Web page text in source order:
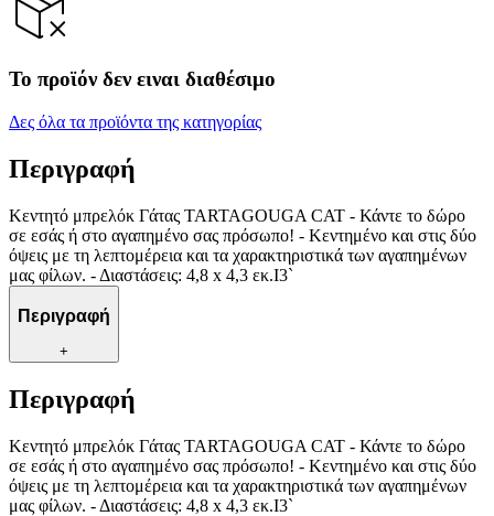
Το προϊόν δεν ειναι διαθέσιμο
Δες όλα τα προϊόντα της κατηγορίας
Περιγραφή
Κεντητό μπρελόκ Γάτας TARTAGOUGA CAT - Κάντε το δώρο
σε εσάς ή στο αγαπημένο σας πρόσωπο! - Κεντημένο και στις δύο
όψεις με τη λεπτομέρεια και τα χαρακτηριστικά των αγαπημένων
μας φίλων. - Διαστάσεις: 4,8 x 4,3 εκ.I3`
Περιγραφή
+
Περιγραφή
Κεντητό μπρελόκ Γάτας TARTAGOUGA CAT - Κάντε το δώρο
σε εσάς ή στο αγαπημένο σας πρόσωπο! - Κεντημένο και στις δύο
όψεις με τη λεπτομέρεια και τα χαρακτηριστικά των αγαπημένων
μας φίλων. - Διαστάσεις: 4,8 x 4,3 εκ.I3`